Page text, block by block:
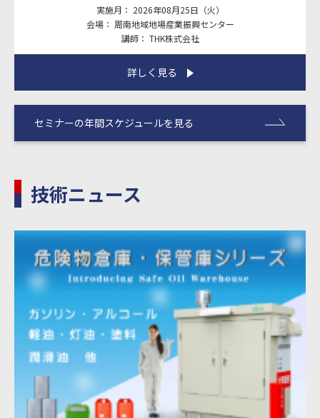
実施月： 2026年08月25日（火）
会場： 周南地域地場産業振興センター
講師： THK株式会社
詳しく見る
セミナーの年間スケジュールを見る
技術ニュース